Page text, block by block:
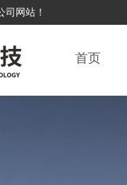
网站！
首页